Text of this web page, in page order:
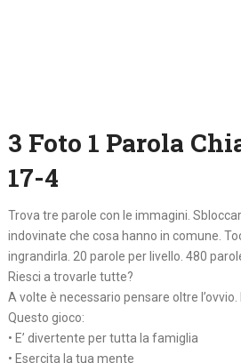
3 Foto 1 Parola
17-4
Trova tre parole con le immagini.
indovinate che cosa hanno in comune.
ingrandirla. 20 parole per livello. 480
Riesci a trovarle tutte?
A volte è necessario pensare oltre
Questo gioco:
• E’ divertente per tutta la famiglia
• Esercita la tua mente